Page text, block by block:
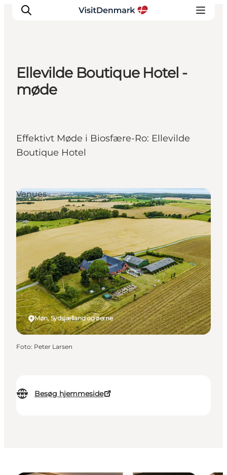
Inspiration
Planlæg ferien
Ellevilde Boutique Hotel -
møde
Effektivt Møde i Biosfære-Ro: Ellevilde
Boutique Hotel
Besøg hjemmeside
Møn, Sydsjælland og øerne
Venues
Foto: Peter Larsen